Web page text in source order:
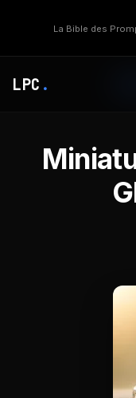
La Bible des
LPC .